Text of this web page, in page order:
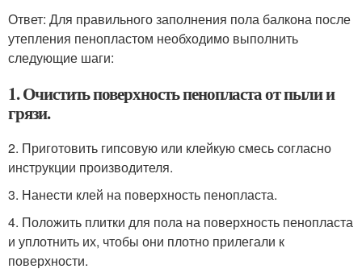
Ответ: Для правильного заполнения пола балкона после
утепления пенопластом необходимо выполнить
следующие шаги:
1. Очистить поверхность пенопласта от пыли и
грязи.
2. Приготовить гипсовую или клейкую смесь согласно
инструкции производителя.
3. Нанести клей на поверхность пенопласта.
4. Положить плитки для пола на поверхность пенопласта
и уплотнить их, чтобы они плотно прилегали к
поверхности.